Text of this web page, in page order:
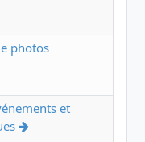
message
photos
message
et
Voir le dernier